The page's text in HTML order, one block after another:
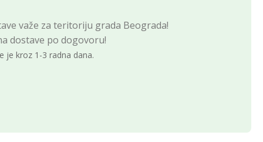
važe za teritoriju grada Beograda!
dostave po dogovoru!
je kroz 1-3 radna dana.